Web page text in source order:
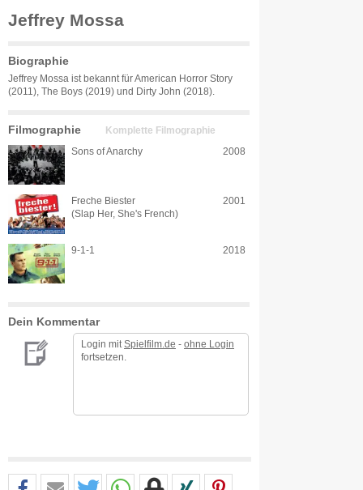
Jeffrey Mossa
Biographie
Jeffrey Mossa ist bekannt für American Horror Story
(2011), The Boys (2019) und Dirty John (2018).
Filmographie Komplette Filmographie
Sons of Anarchy 2008
Freche Biester
(Slap Her, She's French)
2001
9-1-1 2018
Dein Kommentar
Login mit Spielfilm.de - ohne Login
fortsetzen.